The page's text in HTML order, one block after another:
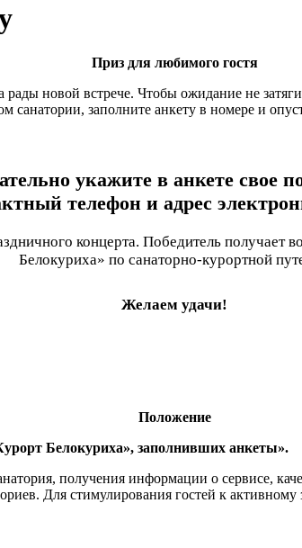
Приз для любимого гостя
рады новой встрече. Чтобы ожидание не
заполните анкету в номере и
укажите в анкете свое
телефон и адрес
концерта. Победитель получает
Белокуриха» по санаторно-курортной
Желаем удачи!
Положение
Белокуриха», заполнивших анкеты».
получения информации о сервисе,
Для стимулирования гостей к